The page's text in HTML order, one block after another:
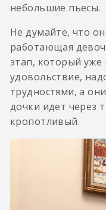
небольшие пьесы.
Не думайте, что
работающая
этап, который уже
удовольствие,
трудностями, а
дочки идет через
кропотливый.